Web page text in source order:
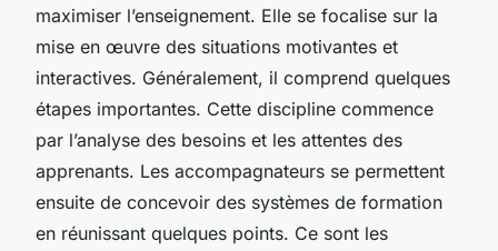
maximiser l’enseignement. Elle se focalise sur la
mise en œuvre des situations motivantes et
interactives. Généralement, il comprend quelques
étapes importantes. Cette discipline commence
par l’analyse des besoins et les attentes des
apprenants. Les accompagnateurs se permettent
ensuite de concevoir des systèmes de formation
en réunissant quelques points. Ce sont les